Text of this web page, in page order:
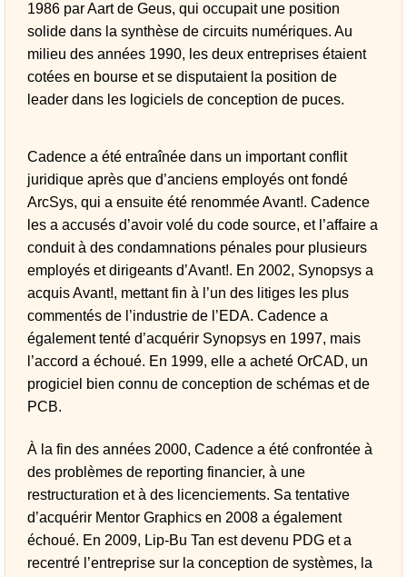
1986 par Aart de Geus, qui occupait une position
solide dans la synthèse de circuits numériques. Au
milieu des années 1990, les deux entreprises étaient
cotées en bourse et se disputaient la position de
leader dans les logiciels de conception de puces.
Cadence a été entraînée dans un important conflit
juridique après que d’anciens employés ont fondé
ArcSys, qui a ensuite été renommée Avant!. Cadence
les a accusés d’avoir volé du code source, et l’affaire a
conduit à des condamnations pénales pour plusieurs
employés et dirigeants d’Avant!. En 2002, Synopsys a
acquis Avant!, mettant fin à l’un des litiges les plus
commentés de l’industrie de l’EDA. Cadence a
également tenté d’acquérir Synopsys en 1997, mais
l’accord a échoué. En 1999, elle a acheté OrCAD, un
progiciel bien connu de conception de schémas et de
PCB.
À la fin des années 2000, Cadence a été confrontée à
des problèmes de reporting financier, à une
restructuration et à des licenciements. Sa tentative
d’acquérir Mentor Graphics en 2008 a également
échoué. En 2009, Lip-Bu Tan est devenu PDG et a
recentré l’entreprise sur la conception de systèmes, la